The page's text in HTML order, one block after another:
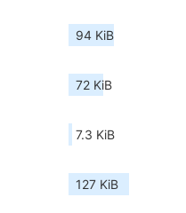
94 KiB
72 KiB
7.3 KiB
127 KiB